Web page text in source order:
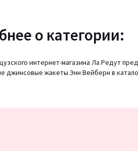
о категории:
интернет-магазина Ла Редут
джинсовые жакеты Энн Вейберн в